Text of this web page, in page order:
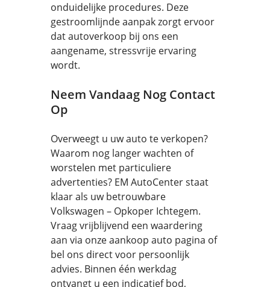
onduidelijke procedures. Deze
gestroomlijnde aanpak zorgt ervoor
dat autoverkoop bij ons een
aangename, stressvrije ervaring
wordt.
Neem Vandaag Nog Contact
Op
Overweegt u uw auto te verkopen?
Waarom nog langer wachten of
worstelen met particuliere
advertenties? EM AutoCenter staat
klaar als uw betrouwbare
Volkswagen – Opkoper Ichtegem.
Vraag vrijblijvend een waardering
aan via onze aankoop auto pagina of
bel ons direct voor persoonlijk
advies. Binnen één werkdag
ontvangt u een indicatief bod,